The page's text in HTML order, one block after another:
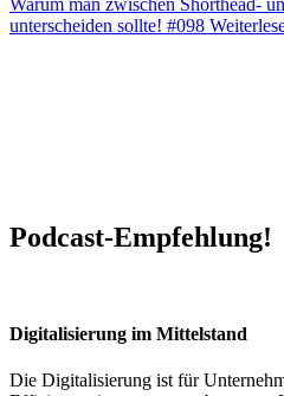
unterscheiden sollte! #098
Podcast-Empfehlung!
Digitalisierung im Mittelstand
Die Digitalisierung ist für